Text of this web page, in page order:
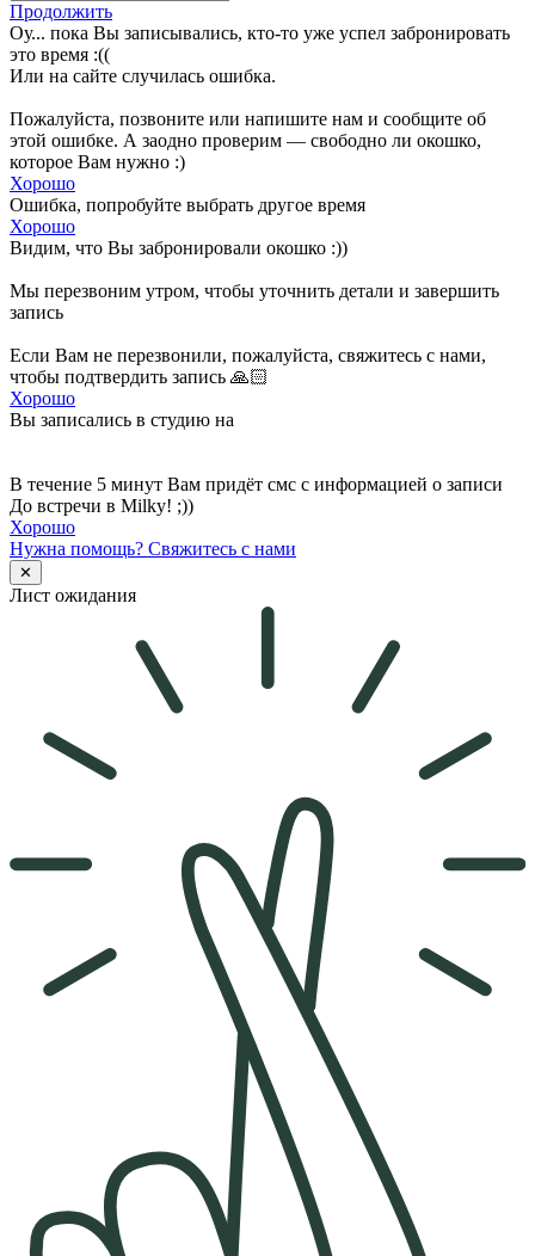
Продолжить
Оу... пока Вы записывались, кто-то уже успел забронировать
это время :((
Или на сайте случилась ошибка.
Пожалуйста, позвоните или напишите нам и сообщите об
этой ошибке. А заодно проверим — свободно ли окошко,
которое Вам нужно :)
Хорошо
Ошибка, попробуйте выбрать другое время
Хорошо
Видим, что Вы забронировали окошко :))
Мы перезвоним утром, чтобы уточнить детали и завершить
запись
Если Вам не перезвонили, пожалуйста, свяжитесь с нами,
чтобы подтвердить запись 🙏🏻
Хорошо
Вы записались в студию на
В течение 5 минут Вам придёт смс с информацией о записи
До встречи в Milky! ;))
Хорошо
Нужна помощь? Свяжитесь с нами
✕
Лист ожидания